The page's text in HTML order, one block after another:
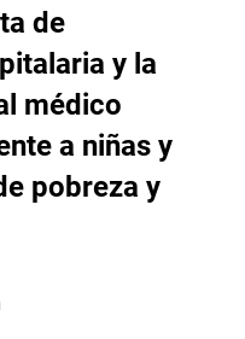
de
y la
médico
a niñas y
pobreza y